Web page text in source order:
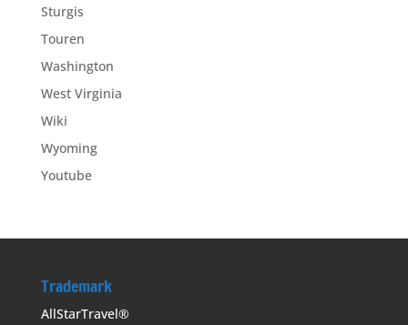
Sturgis
Touren
Washington
West Virginia
Wiki
Wyoming
Youtube
Trademark
AllStarTravel®